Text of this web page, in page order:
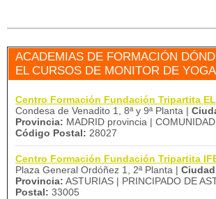
ACADEMIAS DE FORMACIÓN
EL CURSOS DE MONITOR DE
Centro Formación Fundación Tripartita
Condesa de Venadito 1, 8ª y 9ª Planta |
Provincia: MADRID provincia |
Código Postal: 28027
Centro Formación Fundación Tripartita
Plaza General Ordóñez 1, 2ª Planta |
Provincia: ASTURIAS | PRINCIPADO DE
Postal: 33005